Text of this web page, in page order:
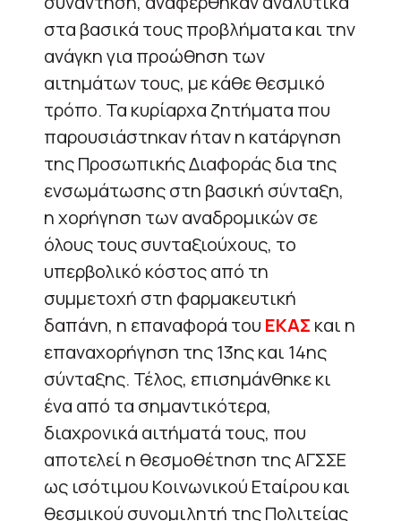
στα βασικά τους προβλήματα και την
ανάγκη για προώθηση των
αιτημάτων τους, με κάθε θεσμικό
τρόπο. Τα κυρίαρχα ζητήματα που
παρουσιάστηκαν ήταν η κατάργηση
της Προσωπικής Διαφοράς δια της
ενσωμάτωσης στη βασική σύνταξη,
η χορήγηση των αναδρομικών σε
όλους τους συνταξιούχους, το
υπερβολικό κόστος από τη
συμμετοχή στη φαρμακευτική
δαπάνη, η επαναφορά του ΕΚΑΣ και η
επαναχορήγηση της 13ης και 14ης
σύνταξης. Τέλος, επισημάνθηκε κι
ένα από τα σημαντικότερα,
διαχρονικά αιτήματά τους, που
αποτελεί η θεσμοθέτηση της ΑΓΣΣΕ
ως ισότιμου Κοινωνικού Εταίρου και
θεσμικού συνομιλητή της Πολιτείας